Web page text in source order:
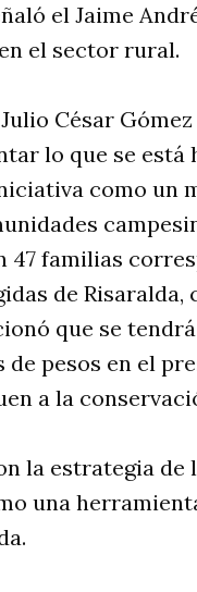
el Jaime
el sector rural.
César
lo que se
como un
47 familias
de Risaralda,
que se
pesos en el
a la
la estrategia de
una